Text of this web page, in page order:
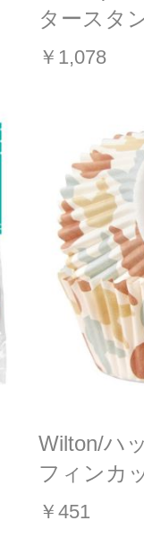
タースタ
￥1,078
Wilton/ハ
フィンカ
￥451